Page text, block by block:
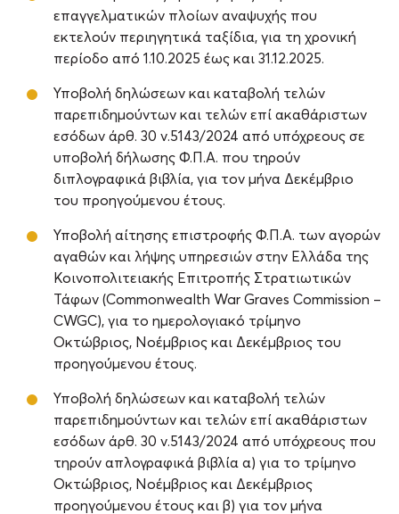
επαγγελματικών πλοίων αναψυχής που
εκτελούν περιηγητικά ταξίδια, για τη χρονική
περίοδο από 1.10.2025 έως και 31.12.2025.
Υποβολή δηλώσεων και καταβολή τελών
παρεπιδημούντων και τελών επί ακαθάριστων
εσόδων άρθ. 30 ν.5143/2024 από υπόχρεους σε
υποβολή δήλωσης Φ.Π.Α. που τηρούν
διπλογραφικά βιβλία, για τον μήνα Δεκέμβριο
του προηγούμενου έτους.
Υποβολή αίτησης επιστροφής Φ.Π.Α. των αγορών
αγαθών και λήψης υπηρεσιών στην Ελλάδα της
Κοινοπολιτειακής Επιτροπής Στρατιωτικών
Τάφων (Commonwealth War Graves Commission –
CWGC), για το ημερολογιακό τρίμηνο
Οκτώβριος, Νοέμβριος και Δεκέμβριος του
προηγούμενου έτους.
Υποβολή δηλώσεων και καταβολή τελών
παρεπιδημούντων και τελών επί ακαθάριστων
εσόδων άρθ. 30 ν.5143/2024 από υπόχρεους που
τηρούν απλογραφικά βιβλία α) για το τρίμηνο
Οκτώβριος, Νοέμβριος και Δεκέμβριος
προηγούμενου έτους και β) για τον μήνα